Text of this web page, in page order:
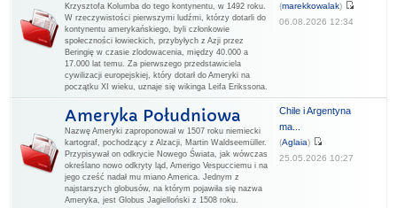
Krzysztofa Kolumba do tego kontynentu, w 1492 roku.
W rzeczywistości pierwszymi ludźmi, którzy dotarli do
kontynentu amerykańskiego, byli członkowie
społeczności łowieckich, przybyłych z Azji przez
Beringię w czasie zlodowacenia, między 40.000 a
17.000 lat temu. Za pierwszego przedstawiciela
cywilizacji europejskiej, który dotarł do Ameryki na
początku XI wieku, uznaje się wikinga Leifa Erikssona.
(marekkowalak)
06.08.2026 12:34
Ameryka Południowa
Nazwę Ameryki zaproponował w 1507 roku niemiecki
kartograf, pochodzący z Alzacji, Martin Waldseemüller.
Przypisywał on odkrycie Nowego Świata, jak wówczas
określano nowo odkryty ląd, Amerigo Vespucciemu i na
jego cześć nadał mu miano America. Jednym z
najstarszych globusów, na którym pojawiła się nazwa
Ameryka, jest Globus Jagielloński z 1508 roku.
Chile i Argentyna
ma...
(Aglaia)
25.05.2026 10:27